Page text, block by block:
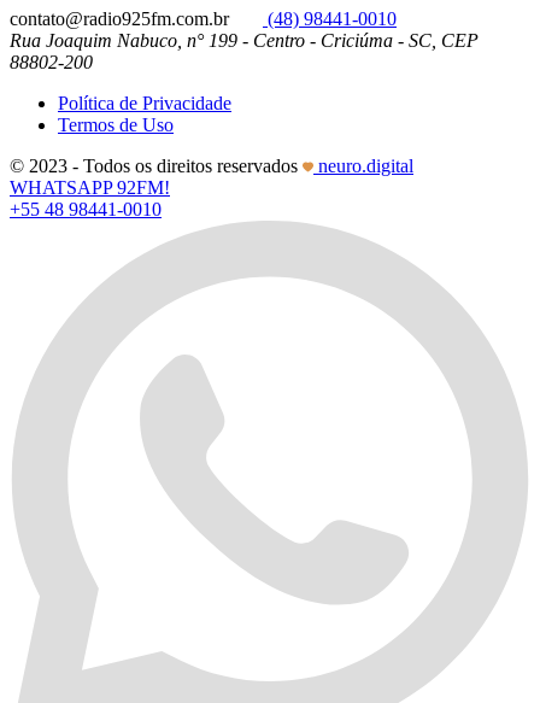
contato@radio925fm.com.br
(48) 98441-0010
Rua Joaquim Nabuco, n° 199 - Centro - Criciúma - SC, CEP
88802-200
Política de Privacidade
Termos de Uso
© 2023 - Todos os direitos reservados
neuro.digital
WHATSAPP 92FM!
+55 48 98441-0010